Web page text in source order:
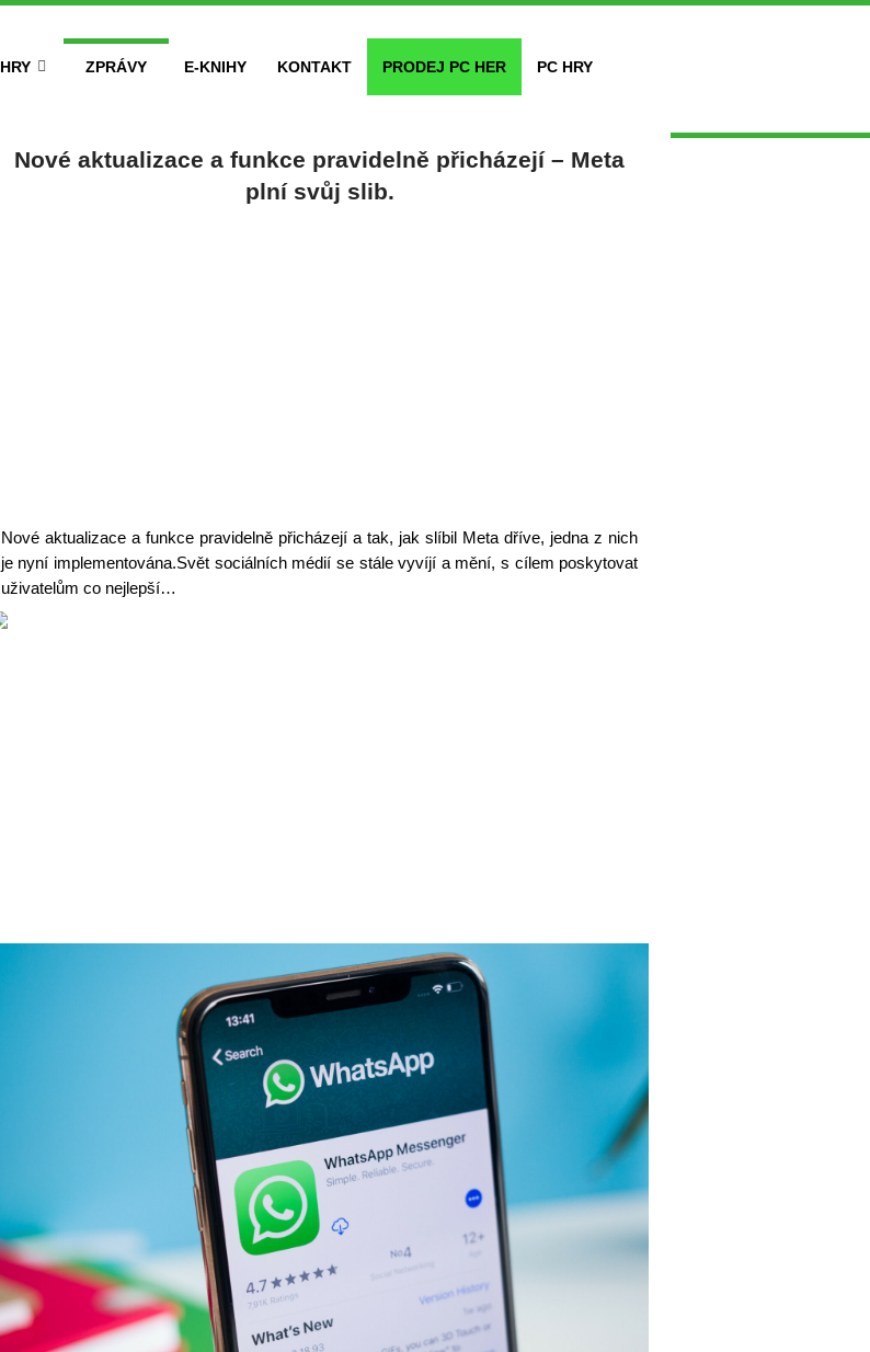
HRY ZPRÁVY E-KNIHY KONTAKT PRODEJ PC HER PC HRY
Nové aktualizace a funkce pravidelně přicházejí – Meta
plní svůj slib.
Nové aktualizace a funkce pravidelně přicházejí a tak, jak slíbil Meta dříve, jedna z nich
je nyní implementována.Svět sociálních médií se stále vyvíjí a mění, s cílem poskytovat
uživatelům co nejlepší…